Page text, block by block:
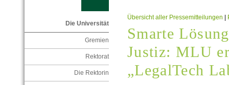
Die Universität
Gremien
Rektorat
Die Rektorin
Übersicht aller Pressemitteilungen |
Smarte
Justiz: MLU
„LegalTech